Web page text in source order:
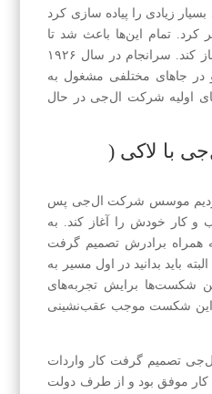
زیادی را پیاده سازی کرد
کرد. تمام این‌ها باعث شد تا
بتواند کار بسیار جدیدی را آغاز کند. سرانجام در سال ۱۹۲۶
در جاهای مختلفی مشغول به
اولیه شرکت ال‌جی در حال
با لاکی (
کردیم موسس شرکت ال‌جی پس
کار خودش را آغاز کند. به
دلیل در سال ۱۹۳۱ به همراه برادرش تصمیم گرفت
باید بدانید در اول مسیر به
شکست‌ها برایش تجربه‌های
این شکست موجب عقب‌نشینی
تصمیم گرفت کار واردات
کار موفق بود و از طرف دولت